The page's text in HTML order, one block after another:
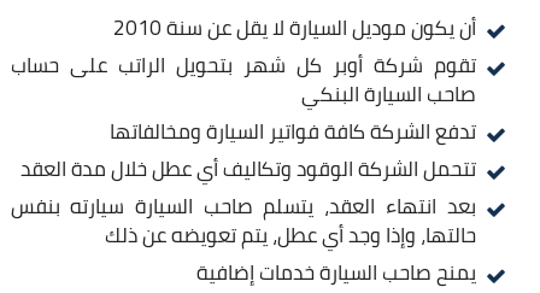
أن يكون موديل السيارة لا يقل عن سنة 2010
تقوم شركة أوبر كل شهر بتحويل الراتب على حساب
صاحب السيارة البنكي
تدفع الشركة كافة فواتير السيارة ومخالفاتها
تتحمل الشركة الوقود وتكاليف أي عطل خلال مدة العقد
بعد انتهاء العقد، يتسلم صاحب السيارة سيارته بنفس
حالتها، وإذا وجد أي عطل، يتم تعويضه عن ذلك
يمنح صاحب السيارة خدمات إضافية